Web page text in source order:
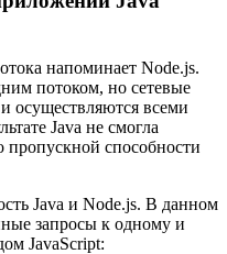
напоминает Node.js.
потоком, но сетевые
осуществляются всеми
Java не смогла
пропускной способности
Java и Node.js. В данном
запросы к одному и
JavaScript: